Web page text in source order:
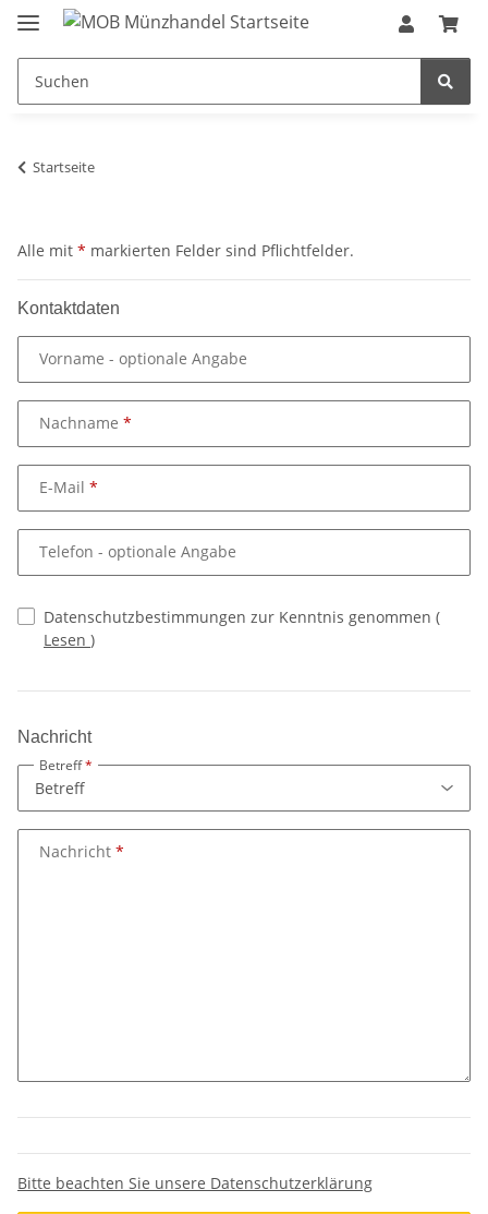
Startseite
Alle mit * markierten Felder sind Pflichtfelder.
Kontaktdaten
Vorname - optionale Angabe
Nachname
E-Mail
Telefon - optionale Angabe
Datenschutzbestimmungen zur Kenntnis genommen (
Lesen )
Nachricht
Betreff
Nachricht
Bitte beachten Sie unsere Datenschutzerklärung